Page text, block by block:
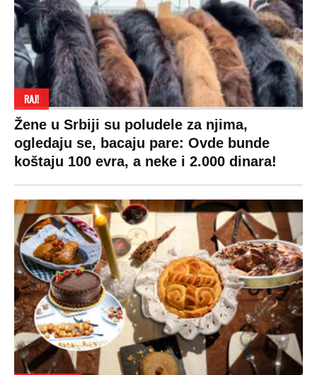
RAJ!
Žene u Srbiji su poludele za njima,
ogledaju se, bacaju pare: Ovde bunde
koštaju 100 evra, a neke i 2.000 dinara!